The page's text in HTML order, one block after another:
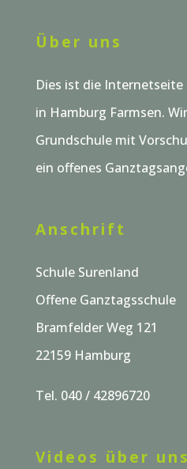
Über uns
Dies ist die Internetseite
in Hamburg Farmsen.
Grundschule mit
ein offenes
Anschrift
Schule Surenland
Offene Ganztagsschule
Bramfelder Weg 121
22159 Hamburg
Tel. 040 / 42896720
Videos über